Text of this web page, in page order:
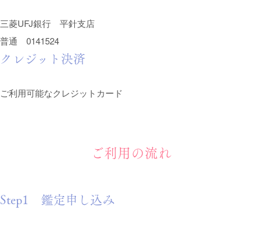
三菱UFJ銀行 平針支店
普通 0141524
クレジット決済
ご利用可能なクレジットカード
ご利用の流れ
Step1 鑑定申し込み